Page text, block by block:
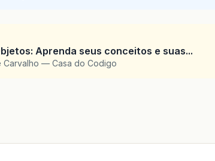
Aprenda seus conceitos e suas...
Carvalho — Casa do Codigo